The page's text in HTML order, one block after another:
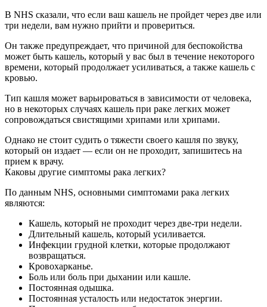
В NHS сказали, что если ваш кашель не пройдет через две или
три недели, вам нужно прийти и провериться.
Он также предупреждает, что причиной для беспокойства
может быть кашель, который у вас был в течение некоторого
времени, который продолжает усиливаться, а также кашель с
кровью.
Тип кашля может варьироваться в зависимости от человека,
но в некоторых случаях кашель при раке легких может
сопровождаться свистящими хрипами или хрипами.
Однако не стоит судить о тяжести своего кашля по звуку,
который он издает — если он не проходит, запишитесь на
прием к врачу.
Каковы другие симптомы рака легких?
По данным NHS, основными симптомами рака легких
являются:
Кашель, который не проходит через две-три недели.
Длительный кашель, который усиливается.
Инфекции грудной клетки, которые продолжают
возвращаться.
Кровохарканье.
Боль или боль при дыхании или кашле.
Постоянная одышка.
Постоянная усталость или недостаток энергии.